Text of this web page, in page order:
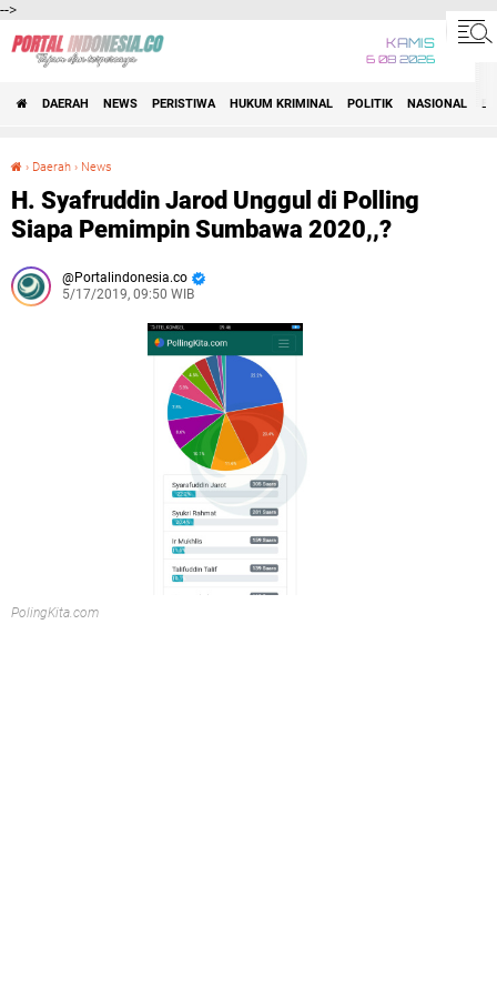
-->
KAMIS
6 08 2026
DAERAH NEWS PERISTIWA HUKUM KRIMINAL POLITIK NASIONAL
› Daerah › News
H. Syafruddin Jarod Unggul di Polling
Siapa Pemimpin Sumbawa 2020,,?
Portalindonesia.co
5/17/2019, 09:50 WIB
PolingKita.com